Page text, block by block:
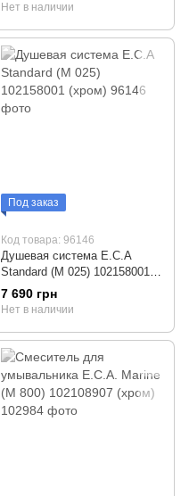
Нет в наличии
Под заказ
Код товара: 96146
Душевая система E.C.A
Standard (М 025) 102158001
(хром)
7 690 грн
Нет в наличии